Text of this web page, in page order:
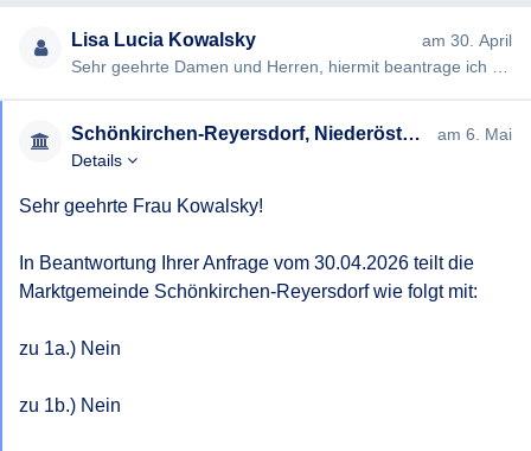
Lisa Lucia Kowalsky
am 30. April
Schönkirchen-Reyersdorf, Niederösterreich
am 6. Mai
Details
Sehr geehrte Frau Kowalsky!
In Beantwortung Ihrer Anfrage vom 30.04.2026 teilt die
Marktgemeinde Schönkirchen-Reyersdorf wie folgt mit:
zu 1a.) Nein
zu 1b.) Nein